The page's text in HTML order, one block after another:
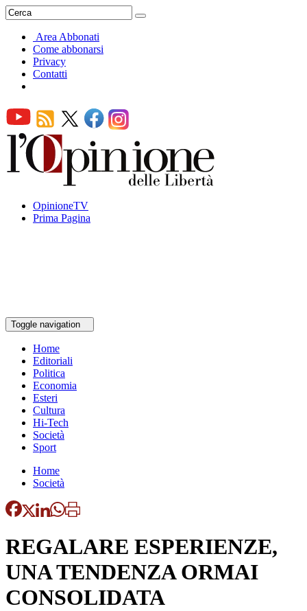
Area Abbonati
Come abbonarsi
Privacy
Contatti
OpinioneTV
Prima Pagina
Toggle navigation
Home
Editoriali
Politica
Economia
Esteri
Cultura
Hi-Tech
Società
Sport
Home
Società
REGALARE ESPERIENZE,
UNA TENDENZA ORMAI
CONSOLIDATA